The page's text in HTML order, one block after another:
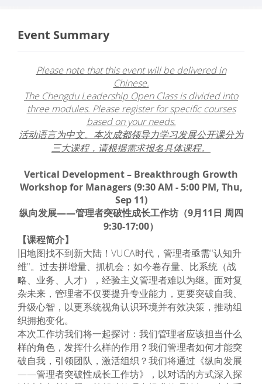
Event Summary
Please note that this event will be delivered in
Chinese.
The Chengdu Leadership Open Class is divided into
three modules. Please register for specific courses
based on your needs.
活动语言为中文。本次成都领导力学习发展公开课分为
三大课程，请根据需求报名具体课程。
Vertical Development – Breakthrough Growth
Workshop for Managers (9:30 AM - 5:00 PM, Thu,
Sep 11)
纵向发展——管理者突破性成长工作坊（9月11日 周四
9:30-17:00）
【课程简介】
旧地图找不到新大陆！VUCA时代，管理者亟需"认知升
维"。过去拼增量、抓机会；如今卷存量、比系统（战
略、业务、人才），经验主义管理者难以为继。面对复
杂未来，管理者不仅要提升专业能力，更要突破自我、
升级心智，以更系统视角认识环境并有效决策，推动组
织拥抱变化。
本次工作坊我们将一起探讨：我们管理者应该担当什么
样的角色，发挥什么样的作用？我们管理者如何才能突
破自我，引领团队，激活组织？我们将通过《纵向发展
——管理者突破性成长工作坊》，以对话的方式深入探